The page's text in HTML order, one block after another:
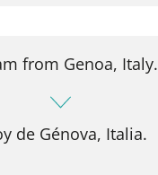
from Genoa, Italy.
de Génova, Italia.